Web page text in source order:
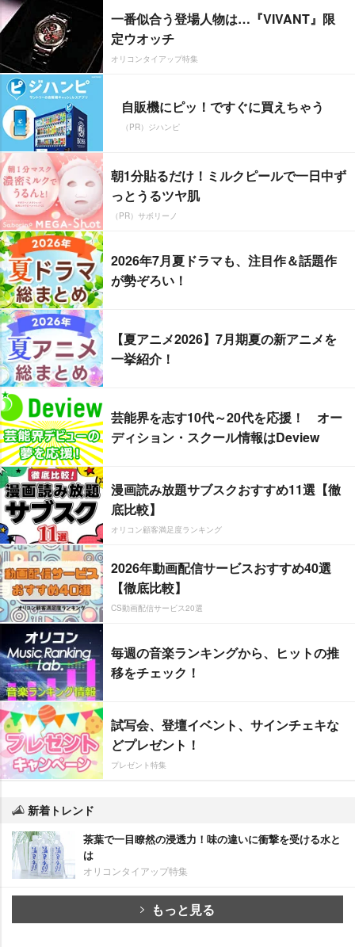
一番似合う登場人物は…『VIVANT』限
定ウオッチ
オリコンタイアップ特集
自販機にピッ！ですぐに買えちゃう
（PR）ジハンピ
朝1分貼るだけ！ミルクピールで一日中ず
っとうるツヤ肌
（PR）サボリーノ
2026年7月夏ドラマも、注目作＆話題作
が勢ぞろい！
【夏アニメ2026】7月期夏の新アニメを
一挙紹介！
芸能界を志す10代～20代を応援！ オー
ディション・スクール情報はDeview
漫画読み放題サブスクおすすめ11選【徹
底比較】
オリコン顧客満足度ランキング
2026年動画配信サービスおすすめ40選
【徹底比較】
CS動画配信サービス20選
毎週の音楽ランキングから、ヒットの推
移をチェック！
試写会、登壇イベント、サインチェキな
どプレゼント！
プレゼント特集
新着トレンド
茶葉で一目瞭然の浸透力！味の違いに衝撃を受ける水と
は
オリコンタイアップ特集
もっと見る